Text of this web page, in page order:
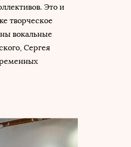
Это и
творческое
вокальные
Сергея